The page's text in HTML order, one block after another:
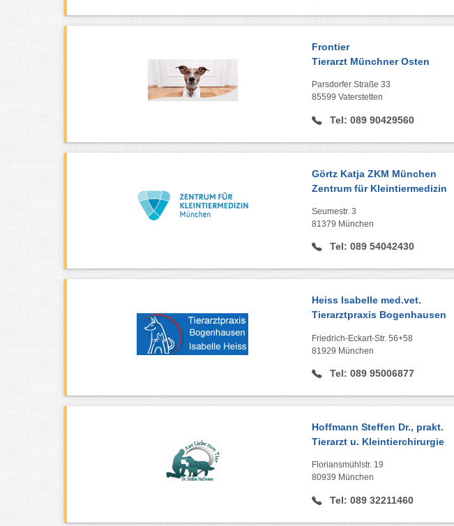
Frontier
Tierarzt Münchner Osten
Parsdorfer Straße 33
85599 Vaterstetten
Tel: 089 90429560
Görtz Katja ZKM München
Zentrum für Kleintiermedizin
Seumestr. 3
81379 München
Tel: 089 54042430
Heiss Isabelle med.vet.
Tierarztpraxis Bogenhausen
Friedrich-Eckart-Str. 56+58
81929 München
Tel: 089 95006877
Hoffmann Steffen Dr., prakt.
Tierarzt u. Kleintierchirurgie
Floriansmühlstr. 19
80939 München
Tel: 089 32211460